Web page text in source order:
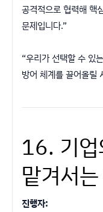
공격적으로 협력해 핵
문제입니다.”
“우리가 선택할 수 있
방어 체계를 끌어올릴
16. 기업
맡겨서
진행자: